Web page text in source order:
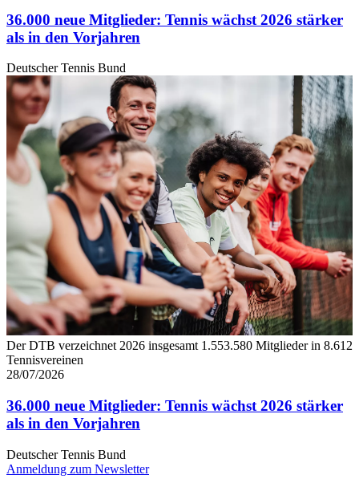
36.000 neue Mitglieder: Tennis wächst 2026 stärker
als in den Vorjahren
Deutscher Tennis Bund
Der DTB verzeichnet 2026 insgesamt 1.553.580 Mitglieder in 8.612
Tennisvereinen
28/07/2026
36.000 neue Mitglieder: Tennis wächst 2026 stärker
als in den Vorjahren
Deutscher Tennis Bund
Anmeldung zum Newsletter